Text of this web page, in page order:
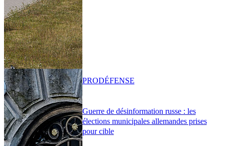
Guerre de désinformation russe : les
élections municipales allemandes prises
pour cible
PRODÉFENSE